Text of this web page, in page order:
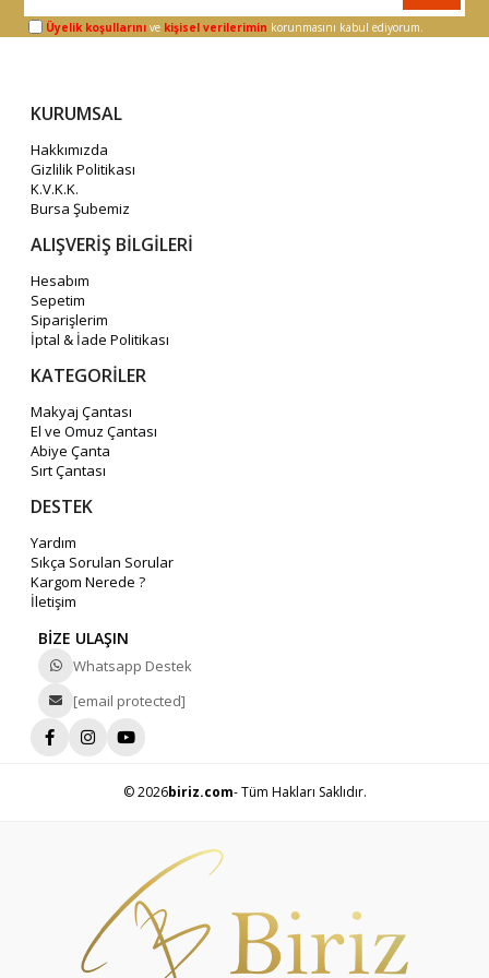
Üyelik koşullarını ve kişisel verilerimin korunmasını kabul ediyorum.
KURUMSAL
Hakkımızda
Gizlilik Politikası
K.V.K.K.
Bursa Şubemiz
ALIŞVERİŞ BİLGİLERİ
Hesabım
Sepetim
Siparişlerim
İptal & İade Politikası
KATEGORİLER
Makyaj Çantası
El ve Omuz Çantası
Abiye Çanta
Sırt Çantası
DESTEK
Yardım
Sıkça Sorulan Sorular
Kargom Nerede ?
İletişim
BİZE ULAŞIN
Whatsapp Destek
[email protected]
© 2026biriz.com- Tüm Hakları Saklıdır.